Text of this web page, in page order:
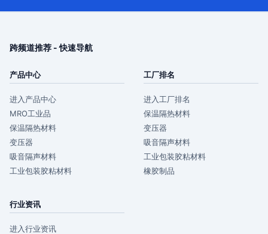
跨频道推荐 - 快速导航
产品中心
进入产品中心
MRO工业品
保温隔热材料
变压器
吸音隔声材料
工业包装胶粘材料
工厂排名
进入工厂排名
保温隔热材料
变压器
吸音隔声材料
工业包装胶粘材料
橡胶制品
行业资讯
进入行业资讯